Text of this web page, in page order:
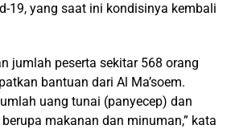
19, yang saat ini kondisinya kembali
jumlah peserta sekitar 568 orang
bantuan dari Al Ma’soem.
uang tunai (panyecep) dan
makanan dan minuman,” kata